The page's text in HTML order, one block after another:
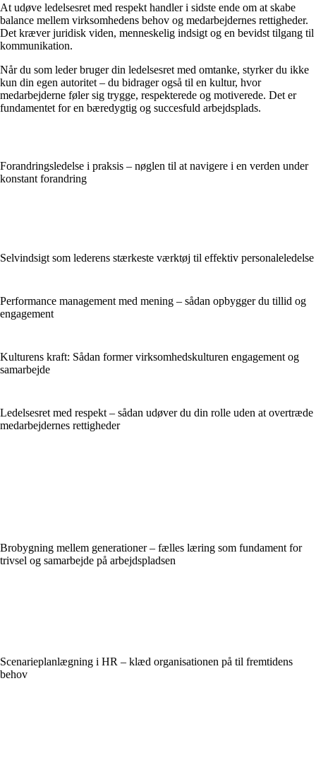
At udøve ledelsesret med respekt handler i sidste ende om at skabe
balance mellem virksomhedens behov og medarbejdernes rettigheder.
Det kræver juridisk viden, menneskelig indsigt og en bevidst tilgang til
kommunikation.
Når du som leder bruger din ledelsesret med omtanke, styrker du ikke
kun din egen autoritet – du bidrager også til en kultur, hvor
medarbejderne føler sig trygge, respekterede og motiverede. Det er
fundamentet for en bæredygtig og succesfuld arbejdsplads.
Forandringsledelse i praksis – nøglen til at navigere i en verden under
konstant forandring
Selvindsigt som lederens stærkeste værktøj til effektiv personaleledelse
Performance management med mening – sådan opbygger du tillid og
engagement
Kulturens kraft: Sådan former virksomhedskulturen engagement og
samarbejde
Ledelsesret med respekt – sådan udøver du din rolle uden at overtræde
medarbejdernes rettigheder
Brobygning mellem generationer – fælles læring som fundament for
trivsel og samarbejde på arbejdspladsen
Scenarieplanlægning i HR – klæd organisationen på til fremtidens
behov